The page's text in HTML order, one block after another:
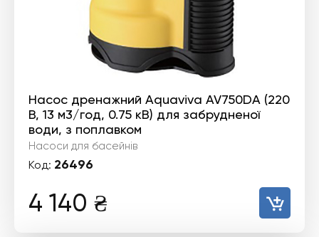
Насос дренажний Aquaviva AV750DA (220
В, 13 м3/год, 0.75 кВ) для забрудненої
води, з поплавком
Насоси для басейнів
Код: 26496
4 140 ₴